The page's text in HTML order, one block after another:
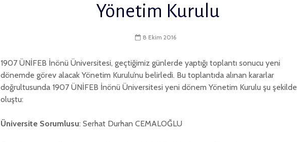
Yönetim Kurulu
8 Ekim 2016
1907 ÜNİFEB İnönü Üniversitesi, geçtiğimiz günlerde yaptığı toplantı sonucu yeni
dönemde görev alacak Yönetim Kurulu’nu belirledi. Bu toplantıda alınan kararlar
doğrultusunda 1907 ÜNİFEB İnönü Üniversitesi yeni dönem Yönetim Kurulu şu şekilde
oluştu:
Üniversite Sorumlusu: Serhat Durhan CEMALOĞLU